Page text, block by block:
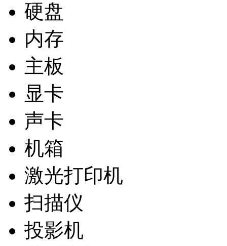
硬盘
内存
主板
显卡
声卡
机箱
激光打印机
扫描仪
投影机